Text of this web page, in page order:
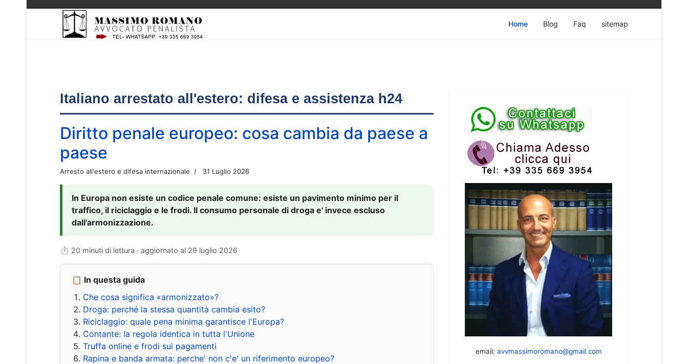
Home Blog Faq sitemap
Italiano arrestato all'estero: difesa e assistenza h24
Diritto penale europeo: cosa cambia da paese a
paese
Arresto all'estero e difesa internazionale 31 Luglio 2026
In Europa non esiste un codice penale comune: esiste un pavimento minimo per il
traffico, il riciclaggio e le frodi. Il consumo personale di droga e' invece escluso
dall'armonizzazione.
⏱ 20 minuti di lettura · aggiornato al 29 luglio 2026
📋 In questa guida
Che cosa significa «armonizzato»?
Droga: perché la stessa quantità cambia esito?
Riciclaggio: quale pena minima garantisce l'Europa?
Contante: la regola identica in tutta l'Unione
Truffa online e frodi sui pagamenti
Rapina e banda armata: perche' non c'e' un riferimento europeo?
email: avvmassimoromano@gmail.com